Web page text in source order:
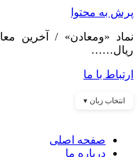
پرش به محتوا
ریال……
ارتباط با ما
انتخاب زبان ▾
صفحه اصلی
درباره ما